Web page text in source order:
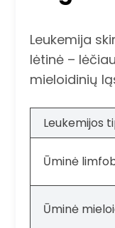
Leukemija
lėtinė –
mieloidinių
Leukemijos
Ūminė
Ūminė